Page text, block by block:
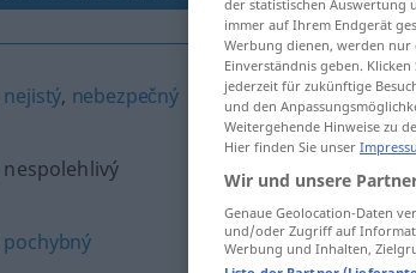
nejistý, nebezpečný
nespolehlivý
pochybný
der statistischen Auswertung
immer auf Ihrem Endgerät
Werbung dienen, werden nur
Einverständnis geben.
jederzeit für zukünftige
und den
Weitergehende Hinweise zu
Hier finden Sie unser
Wir und unsere
Genaue Geolocation-Daten
und/oder Zugriff auf
Werbung und Inhalten,